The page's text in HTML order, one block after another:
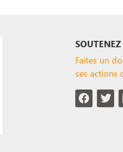
Faites un
ses actions